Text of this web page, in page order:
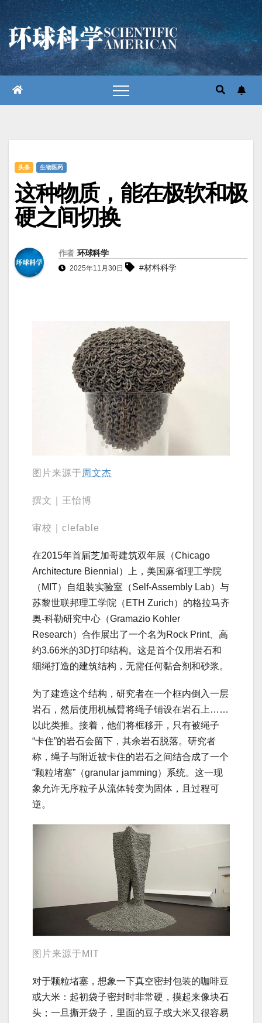
跳
至
内
容
头条 生物医药
这种物质，能在极软和极
硬之间切换
作者 环球科学
2025年11月30日 #材料科学
图片来源于周文杰
撰文｜王怡博
审校｜clefable
在2015年首届芝加哥建筑双年展（Chicago
Architecture Biennial）上，美国麻省理工学院
（MIT）自组装实验室（Self-Assembly Lab）与
苏黎世联邦理工学院（ETH Zurich）的格拉马齐
奥-科勒研究中心（Gramazio Kohler
Research）合作展出了一个名为Rock Print、高
约3.66米的3D打印结构。这是首个仅用岩石和
细绳打造的建筑结构，无需任何黏合剂和砂浆。
为了建造这个结构，研究者在一个框内倒入一层
岩石，然后使用机械臂将绳子铺设在岩石上……
以此类推。接着，他们将框移开，只有被绳子
“卡住”的岩石会留下，其余岩石脱落。研究者
称，绳子与附近被卡住的岩石之间结合成了一个
“颗粒堵塞”（granular jamming）系统。这一现
象允许无序粒子从流体转变为固体，且过程可
逆。
图片来源于MIT
对于颗粒堵塞，想象一下真空密封包装的咖啡豆
或大米：起初袋子密封时非常硬，摸起来像块石
头；一旦撕开袋子，里面的豆子或大米又很容易